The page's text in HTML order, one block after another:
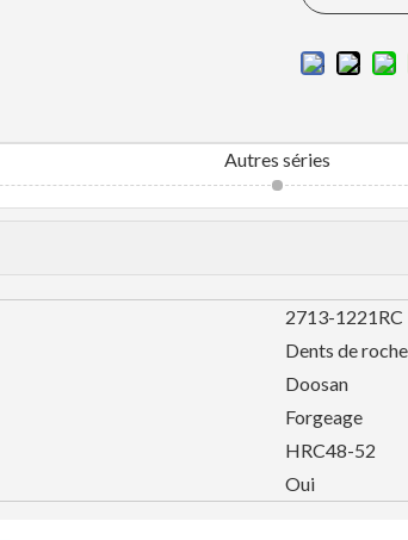
Autres séries
2713-1221RC
Dents de
Doosan
Forgeage
HRC48-52
Oui